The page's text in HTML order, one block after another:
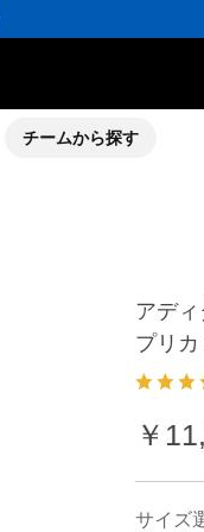
％
プレゼント！
ント！
％
プレゼント！
チームから探す
アデ
プリ
￥
サイズ